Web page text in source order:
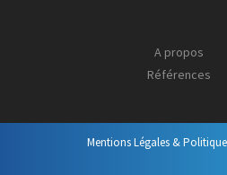
A propos
Références
Mentions Légales &